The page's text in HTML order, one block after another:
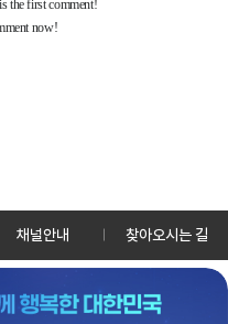
채널안내 찾아오시는 길
13 한국정책방송원 KTV
8000